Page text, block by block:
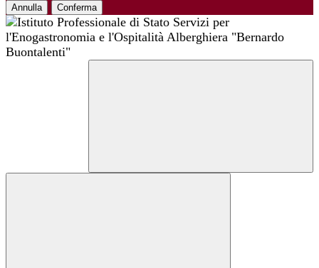
Annulla Conferma